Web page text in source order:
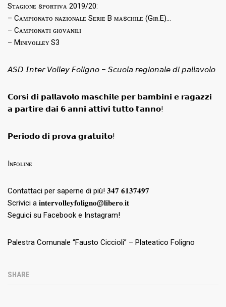
Sᴛᴀɢɪᴏɴᴇ sᴘᴏʀᴛɪᴠᴀ 2019/20:
– Cᴀᴍᴘɪᴏɴᴀᴛᴏ ɴᴀᴢɪᴏɴᴀʟᴇ Sᴇʀɪᴇ B ᴍᴀsᴄʜɪʟᴇ (Gɪʀ.E)…
– Cᴀᴍᴘɪᴏɴᴀᴛɪ ɢɪᴏᴠᴀɴɪʟɪ
– Mɪɴɪᴠᴏʟʟᴇʏ S3
𝘈𝘚𝘋 𝘐𝘯𝘵𝘦𝘳 𝘝𝘰𝘭𝘭𝘦𝘺 𝘍𝘰𝘭𝘪𝘨𝘯𝘰 – 𝘚𝘤𝘶𝘰𝘭𝘢 𝘳𝘦𝘨𝘪𝘰𝘯𝘢𝘭𝘦 𝘥𝘪 𝘱𝘢𝘭𝘭𝘢𝘷𝘰𝘭𝘰
𝗖𝗼𝗿𝘀𝗶 𝗱𝗶 𝗽𝗮𝗹𝗹𝗮𝘃𝗼𝗹𝗼 𝗺𝗮𝘀𝗰𝗵𝗶𝗹𝗲 𝗽𝗲𝗿 𝗯𝗮𝗺𝗯𝗶𝗻𝗶 𝗲 𝗿𝗮𝗴𝗮𝘇𝘇𝗶
𝗮 𝗽𝗮𝗿𝘁𝗶𝗿𝗲 𝗱𝗮𝗶 𝟲 𝗮𝗻𝗻𝗶 𝗮𝘁𝘁𝗶𝘃𝗶 𝘁𝘂𝘁𝘁𝗼 𝗹’𝗮𝗻𝗻𝗼!
𝗣𝗲𝗿𝗶𝗼𝗱𝗼 𝗱𝗶 𝗽𝗿𝗼𝘃𝗮 𝗴𝗿𝗮𝘁𝘂𝗶𝘁𝗼!
Iɴꜰᴏʟɪɴᴇ
Contattaci per saperne di più! 𝟑𝟒𝟕 𝟔𝟏𝟑𝟕𝟒𝟗𝟕
Scrivici a 𝐢𝐧𝐭𝐞𝐫𝐯𝐨𝐥𝐥𝐞𝐲𝐟𝐨𝐥𝐢𝐠𝐧𝐨@𝐥𝐢𝐛𝐞𝐫𝐨.𝐢𝐭
Seguici su Facebook e Instagram!
Palestra Comunale “Fausto Ciccioli” – Plateatico Foligno
SHARE